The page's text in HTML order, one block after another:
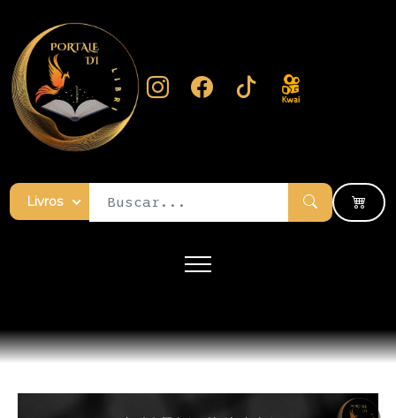
Livros